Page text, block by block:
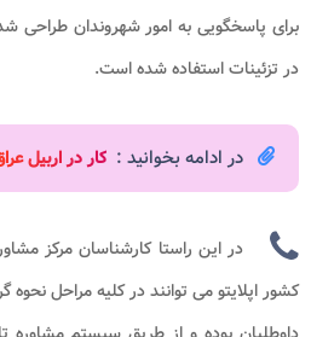
برای پاسخگویی به امور شهروندان طراحی
در تزئینات استفاده شده است.
در ادامه بخوانید : کار در اربیل
در این راستا کارشناسان مرکز
کشور اپلایتو می توانند در کلیه مراحلنحوه